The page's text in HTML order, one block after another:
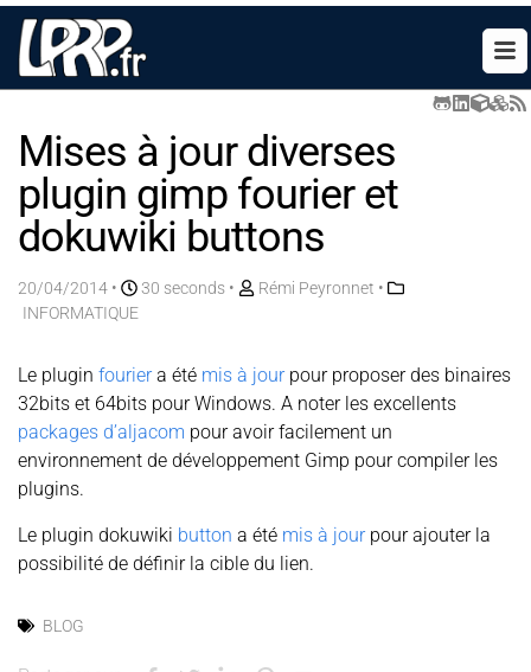
Mises à jour diverses
plugin gimp fourier et
dokuwiki buttons
20/04/2014 • 30 seconds • Rémi Peyronnet •
INFORMATIQUE
Le plugin fouriera été mis à jourpour proposer des binaires
32bits et 64bits pour Windows. A noter les excellents
packages d’aljacom pour avoir facilement un
environnement de développement Gimp pour compiler les
plugins.
Le plugin dokuwiki button a été mis à jourpour ajouter la
possibilité de définir la cible du lien.
BLOG